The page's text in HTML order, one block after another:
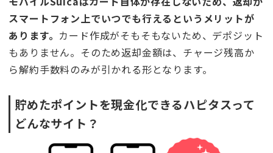
スマートフォン上でいつでも行えるというメリットが
あります。 カード作成がそもそもないため、デポジット
もありません。そのため返却金額は、チャージ残高か
ら解約手数料のみが引かれる形となります。
貯めたポイントを現金化できるハピタスって
どんなサイト？